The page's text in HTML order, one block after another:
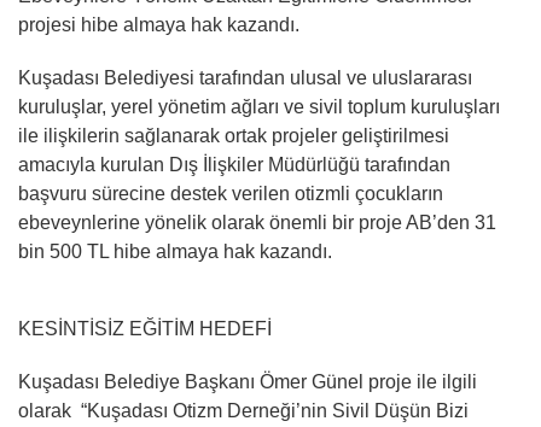
projesi hibe almaya hak kazandı.
Kuşadası Belediyesi tarafından ulusal ve uluslararası
kuruluşlar, yerel yönetim ağları ve sivil toplum kuruluşları
ile ilişkilerin sağlanarak ortak projeler geliştirilmesi
amacıyla kurulan Dış İlişkiler Müdürlüğü tarafından
başvuru sürecine destek verilen otizmli çocukların
ebeveynlerine yönelik olarak önemli bir proje AB’den 31
bin 500 TL hibe almaya hak kazandı.
KES NT İSİZ EĞİTİ M HEDEF
Kuşadası Belediye Başkanı Ömer Günel proje ile ilgili
olarak “Kuşadası Otizm Derneği’nin Sivil Düşün Bizi